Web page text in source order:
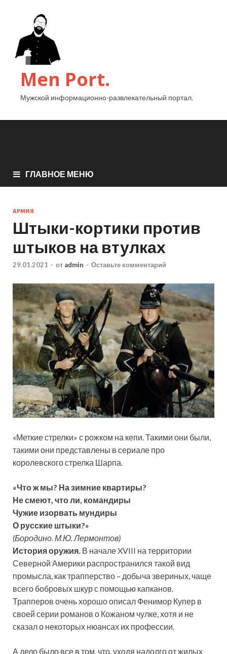
Men Port.
Мужской информационно-развлекательный портал.
ГЛАВНОЕ МЕНЮ
АРМИЯ
Штыки-кортики против
штыков на втулках
29.01.2021 - от admin - Оставьте комментарий
«Меткие стрелки» с рожком на кепи. Такими они были,
такими они представлены в сериале про
королевского стрелка Шарпа.
«Что ж мы? На зимние квартиры?
Не смеют, что ли, командиры
Чужие изорвать мундиры
О русские штыки?»
(Бородино. М.Ю. Лермонтов)
История оружия. В начале XVIII на территории
Северной Америки распространился такой вид
промысла, как трапперство – добыча звериных, чаще
всего бобровых шкур с помощью капканов.
Трапперов очень хорошо описал Фенимор Купер в
своей серии романов о Кожаном чулке, хотя и не
сказал о некоторых нюансах их профессии.
А дело было все в том, что, уходя надолго от жилых